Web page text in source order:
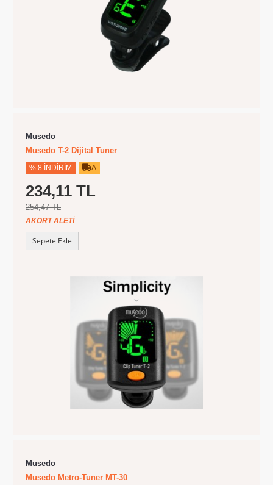
Musedo
Musedo T-2 Dijital Tuner
% 8 İNDIRIM A
234,11 TL
254,47 TL
AKORT ALETI
Sepete Ekle
Musedo
Musedo Metro-Tuner MT-30